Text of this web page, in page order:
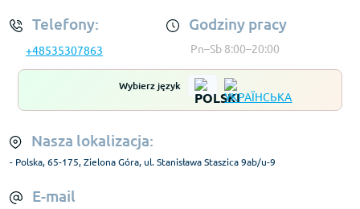
Telefony:
+48535307863
Godziny pracy
Pn–Sb 8:00–20:00
Wybierz język
Nasza lokalizacja:
- Polska, 65-175, Zielona Góra, ul. Stanisława Staszica 9ab/u-9
E-mail